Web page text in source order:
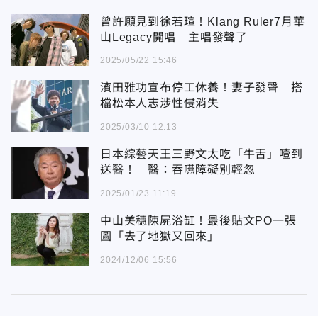
曾許願見到徐若瑄！Klang Ruler7月華
山Legacy開唱 主唱發聲了
2025/05/22 15:46
濱田雅功宣布停工休養！妻子發聲 搭
檔松本人志涉性侵消失
2025/03/10 12:13
日本綜藝天王三野文太吃「牛舌」噎到
送醫！ 醫：吞嚥障礙別輕忽
2025/01/23 11:19
中山美穗陳屍浴缸！最後貼文PO一張
圖「去了地獄又回來」
2024/12/06 15:56